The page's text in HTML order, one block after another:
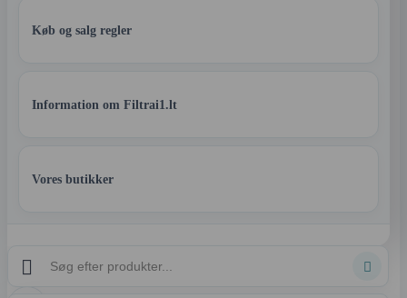
Køb og salg regler
Information om Filtrai1.lt
Vores butikker
 